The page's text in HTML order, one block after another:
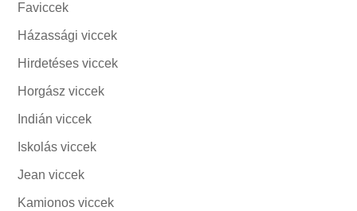
Faviccek
Házassági viccek
Hirdetéses viccek
Horgász viccek
Indián viccek
Iskolás viccek
Jean viccek
Kamionos viccek